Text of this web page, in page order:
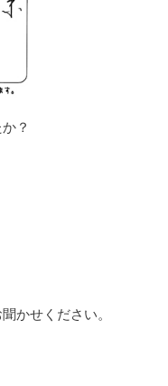
？
かせください。